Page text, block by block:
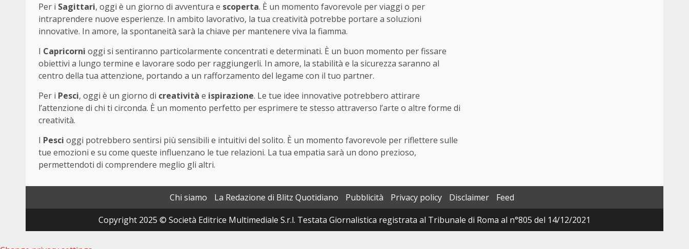
Per i Sagittari, oggi è un giorno di avventura e scoperta. È un momento favorevole per viaggi o per
intraprendere nuove esperienze. In ambito lavorativo, la tua creatività potrebbe portare a soluzioni
innovative. In amore, la spontaneità sarà la chiave per mantenere viva la fiamma.
I Capricorni oggi si sentiranno particolarmente concentrati e determinati. È un buon momento per fissare
obiettivi a lungo termine e lavorare sodo per raggiungerli. In amore, la stabilità e la sicurezza saranno al
centro della tua attenzione, portando a un rafforzamento del legame con il tuo partner.
Per i Pesci, oggi è un giorno di creatività e ispirazione. Le tue idee innovative potrebbero attirare
l’attenzione di chi ti circonda. È un momento perfetto per esprimere te stesso attraverso l’arte o altre forme di
creatività.
I Pesci oggi potrebbero sentirsi più sensibili e intuitivi del solito. È un momento favorevole per riflettere sulle
tue emozioni e su come queste influenzano le tue relazioni. La tua empatia sarà un dono prezioso,
permettendoti di comprendere meglio gli altri.
Chi siamo La Redazione di Blitz Quotidiano Pubblicità Privacy policy Disclaimer
Feed
Copyright 2025 © Società Editrice Multimediale S.r.l. Testata Giornalistica registrata al Tribunale di Roma al n°805 del 14/12/2021